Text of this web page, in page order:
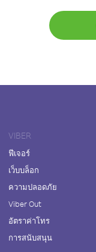
VIBER
ฟีเจอร์
เว็บบล็อก
ความปลอดภัย
Viber Out
อัตราค่าโทร
การสนับสนุน